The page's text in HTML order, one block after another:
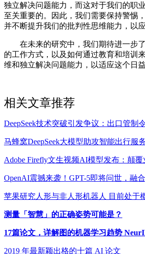
独立解决问题能力，而这对于我们的职
至关重要的。因此，我们需要保持警惕
并不断提升我们的批判性思维能力，以
在未来的研究中，我们期待进一步
的工作方式，以及如何通过教育和培训
维和独立解决问题能力，以适应这个日
相关文章推荐
DeepSeek技术突破引发争议：出口管制
马蜂窝DeepSeek大模型助攻智能出行服务
Adobe Firefly文生视频AI模型发布：颠覆
OpenAI震撼来袭！GPT-5即将问世，融
苹果研究人形与非人形机器人 目前处于
测量「智慧」的正确姿势可能是？
17篇论文，详解图的机器学习趋势
2019 年最新颖出格的十篇 AI 论文